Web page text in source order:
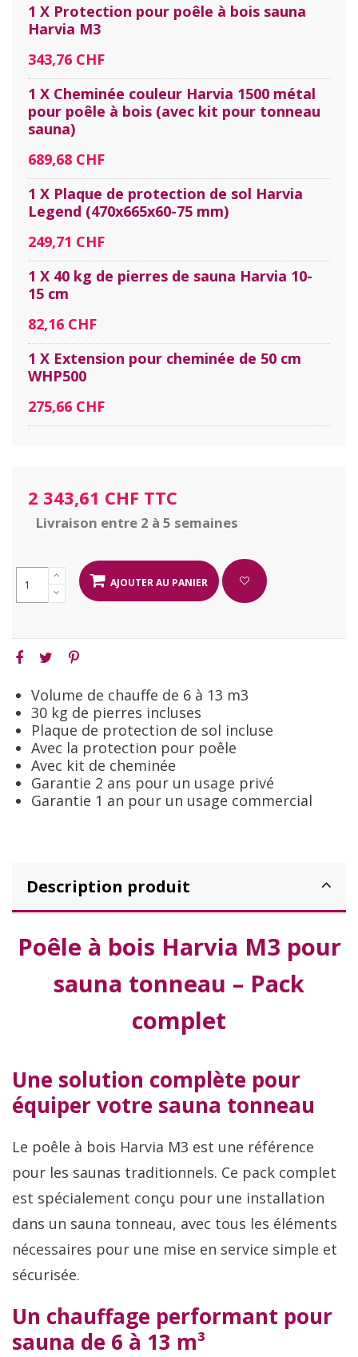
1 X Protection pour poêle à bois sauna
Harvia M3
343,76 CHF
1 X Cheminée couleur Harvia 1500 métal
pour poêle à bois (avec kit pour tonneau
sauna)
689,68 CHF
1 X Plaque de protection de sol Harvia
Legend (470x665x60-75 mm)
249,71 CHF
1 X 40 kg de pierres de sauna Harvia 10-
15 cm
82,16 CHF
1 X Extension pour cheminée de 50 cm
WHP500
275,66 CHF
2 343,61 CHF TTC
Livraison entre 2 à 5 semaines
AJOUTER AU PANIER
Volume de chauffe de 6 à 13 m3
30 kg de pierres incluses
Plaque de protection de sol incluse
Avec la protection pour poêle
Avec kit de cheminée
Garantie 2 ans pour un usage privé
Garantie 1 an pour un usage commercial
Description produit
Poêle à bois Harvia M3 pour
sauna tonneau – Pack
complet
Une solution complète pour
équiper votre sauna tonneau
Le poêle à bois Harvia M3 est une référence
pour les saunas traditionnels. Ce pack complet
est spécialement conçu pour une installation
dans un sauna tonneau, avec tous les éléments
nécessaires pour une mise en service simple et
sécurisée.
Un chauffage performant pour
sauna de 6 à 13 m³